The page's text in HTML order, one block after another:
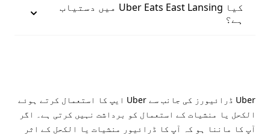
کیا Uber Eats East Lansing میں دستیاب
ہے؟
Uber ڈرائیورز کی جانب سے Uber ایپ کا استعمال کرتے ہوئے
الکحل یا منشیات کے استعمال کو برداشت نہیں کرتی ہے۔ اگر
آپ کا ماننا ہو کہ آپ کا ڈرائیور منشیات یا الکحل کے اثر